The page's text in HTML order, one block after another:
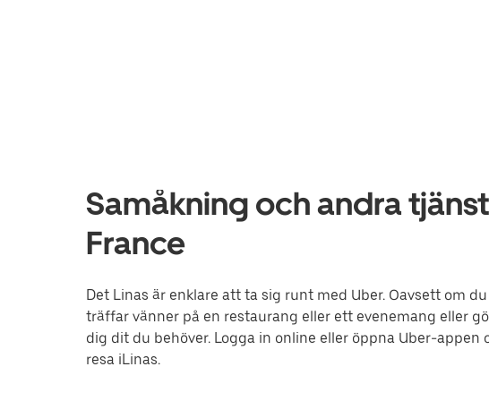
Samåkning och andra
France
Det Linas är enklare att ta sig runt med Uber. Oavsett om
träffar vänner på en restaurang eller ett evenemang eller
dig dit du behöver. Logga in online eller öppna Uber-
resa iLinas.